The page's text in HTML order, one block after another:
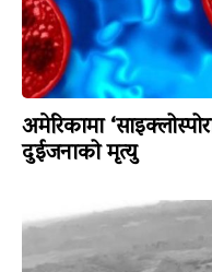
अमेरिकामा
दुईजनाको मृत्यु